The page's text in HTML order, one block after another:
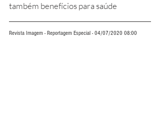
também benefícios para saúde
Revista Imagem - Reportagem Especial - 04/07/2020 08:00